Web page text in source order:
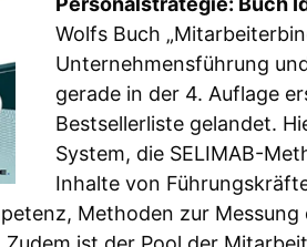
Wolfs Buch
Unternehmensführung
gerade in der 4. Auflage
Bestsellerliste gelandet.
System, die SELIMAB-
Inhalte von
Methoden zur